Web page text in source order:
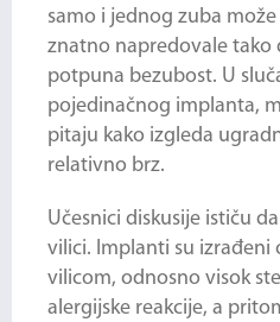
samo i jednog zuba
znatno napredovale tako
potpuna bezubost. U
pojedinačnog implanta,
pitaju kako izgleda
relativno brz.
Učesnici diskusije ističu
vilici. Implanti su izrađeni
vilicom, odnosno visok
alergijske reakcije, a